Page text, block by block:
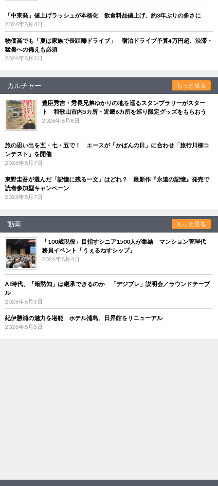
「中東発」値上げラッシュが本格化 飲食料品値上げ、約3年ぶりの多さに
2026年8月4日
物価高でも「夏は家族で長距離ドライブ」 宿泊ドライブ予算4万円超、渋滞・
猛暑への備えも必須
2026年8月3日
カルチャー もっと見る
豊臣秀吉・秀長兄弟ゆかりの地を巡るスタンプラリーがスター
ト 和歌山市内5カ所・近畿6カ所を巡り限定グッズをもらおう
2026年8月8日
旅の思い出を五・七・五で！ エースが「かばんの日」に合わせ「旅行川柳コ
ンテスト」を開催
2026年8月7日
東野圭吾が選んだ「記憶に残る一文」はどれ？ 最新作『永遠の記憶』発売で
読者参加型キャンペーン
2026年8月7日
動画 もっと見る
「100歳現役」目指すシニア1500人が集結 マンション管理代
務員イベント「うぇるねすシップ」
2026年8月4日
AI時代、「暗黙知」は継承できるのか 「デジブレ」説明会／ラウンドテーブ
ル
2026年8月3日
紀伊勝浦の魅力を堪能 ホテル浦島、日昇館をリニューアル
2026年8月3日